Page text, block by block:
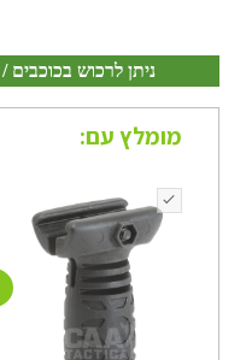
ניתן לרכוש בכוכבים /
מומלץ עם: